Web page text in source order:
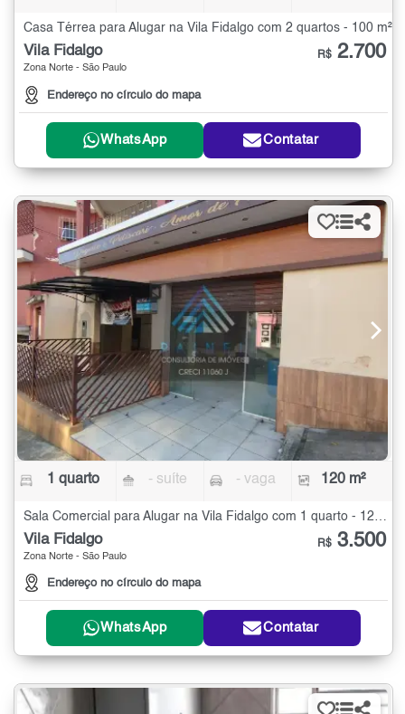
Casa Térrea para Alugar na Vila Fidalgo com 2 quartos - 100 m²
Vila Fidalgo
Zona Norte - São Paulo
Endereço no círculo do mapa
R$ 2.700
WhatsApp Contatar
1 quarto - suíte - vaga 120 m²
Vila Fidalgo
Zona Norte - São Paulo
Endereço no círculo do mapa
R$ 3.500
WhatsApp Contatar